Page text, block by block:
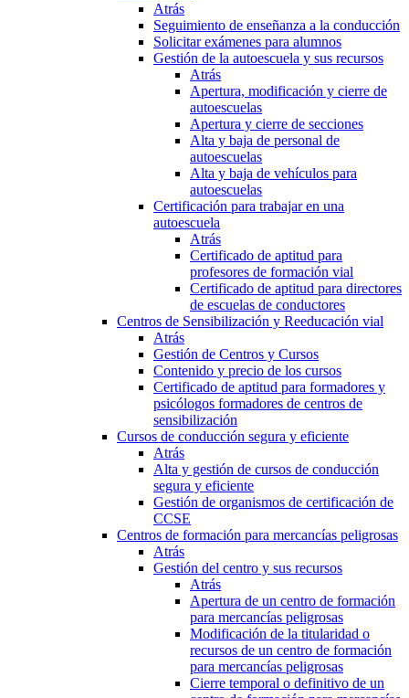
Atrás
Seguimiento de enseñanza a la conducción
Solicitar exámenes para alumnos
Gestión de la autoescuela y sus recursos
Atrás
Apertura, modificación y cierre de
autoescuelas
Apertura y cierre de secciones
Alta y baja de personal de
autoescuelas
Alta y baja de vehículos para
autoescuelas
Certificación para trabajar en una
autoescuela
Atrás
Certificado de aptitud para
profesores de formación vial
Certificado de aptitud para directores
de escuelas de conductores
Centros de Sensibilización y Reeducación vial
Atrás
Gestión de Centros y Cursos
Contenido y precio de los cursos
Certificado de aptitud para formadores y
psicólogos formadores de centros de
sensibilización
Cursos de conducción segura y eficiente
Atrás
Alta y gestión de cursos de conducción
segura y eficiente
Gestión de organismos de certificación de
CCSE
Centros de formación para mercancías peligrosas
Atrás
Gestión del centro y sus recursos
Atrás
Apertura de un centro de formación
para mercancías peligrosas
Modificación de la titularidad o
recursos de un centro de formación
para mercancías peligrosas
Cierre temporal o definitivo de un